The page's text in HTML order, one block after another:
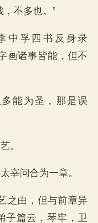
不多也。”
中孚四书反身录
画诸事皆能，但不
能为圣，那是误
。
宰问合为一章。
之由，但与前章异
子篇云，琴牢，卫